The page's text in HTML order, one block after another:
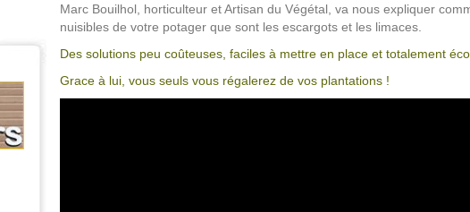
Marc Bouilhol, horticulteur et Artisan du Végétal, va nous expliquer
nuisibles de votre potager que sont les escargots et les limaces.
Des solutions peu coûteuses, faciles à mettre en place et totalement
Grace à lui, vous seuls vous régalerez de vos plantations !